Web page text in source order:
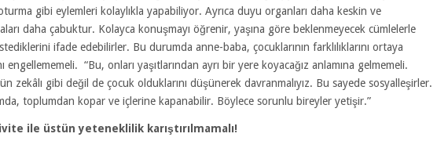
gibi eylemleri kolaylıkla yapabiliyor. Ayrıca duyu organları daha keskin ve
daha çabuktur. Kolayca konuşmayı öğrenir, yaşına göre beklenmeyecek cümlelerle
ifade edebilirler. Bu durumda anne-baba, çocuklarının farklılıklarını ortaya
engellememeli. “Bu, onları yaşıtlarından ayrı bir yere koyacağız anlamına gelmemeli.
zekâlı gibi değil de çocuk olduklarını düşünerek davranmalıyız. Bu sayede sosyalleşirler.
toplumdan kopar ve içlerine kapanabilir. Böylece sorunlu bireyler yetişir.”
ile üstün yeteneklilik karıştırılmamalı!